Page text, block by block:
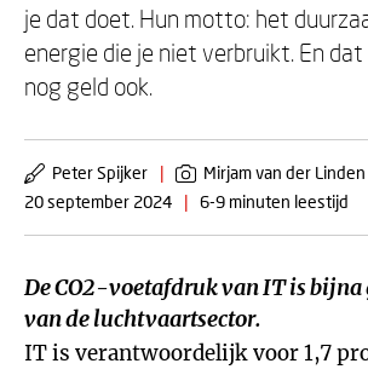
je dat doet. Hun motto: het
energie die je niet verbruikt. En
nog geld ook.
Peter Spijker | Mirjam van der Linden
20 september 2024
| 6-9 minuten leestijd
De CO2-voetafdruk van IT is
van de luchtvaartsector.
IT is verantwoordelijk voor 1,7